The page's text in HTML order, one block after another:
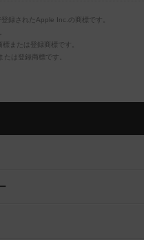
録されたApple Inc.の商標です。
または登録商標です。
は登録商標です。